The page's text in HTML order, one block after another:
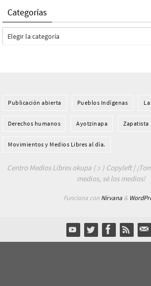
Categorías
Categorías
Publicación abierta Pueblos Indí­genas
Derechos humanos Ayotzinapa Zapatista
Movimientos y Medios Libres al día.
Centro Medios Libres okupa ( ɔ ) Copyleft |
medios, sé los medios!
Funciona con Nirvana&